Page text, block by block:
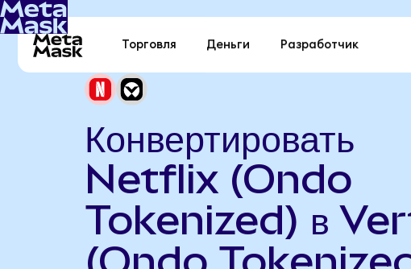
Торговля Деньги Разработчик
Конвертировать
Netflix (Ondo
Tokenized) в